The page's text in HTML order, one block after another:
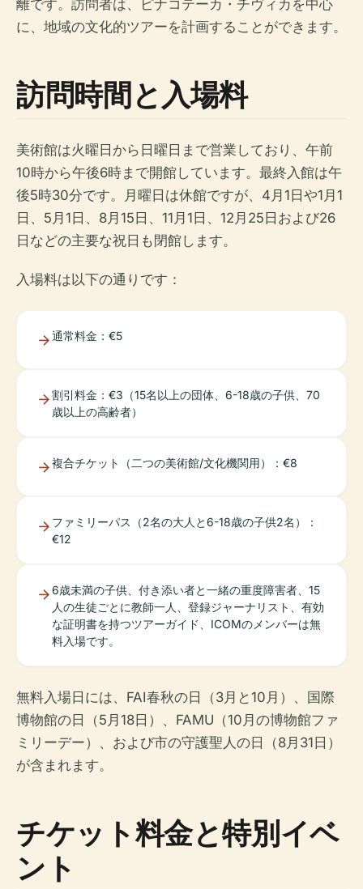
離です。訪問者は、ピナコテーカ・チヴィカを中心
に、地域の文化的ツアーを計画することができます。
訪問時間と入場料
美術館は火曜日から日曜日まで営業しており、午前
10時から午後6時まで開館しています。最終入館は午
後5時30分です。月曜日は休館ですが、4月1日や1月1
日、5月1日、8月15日、11月1日、12月25日および26
日などの主要な祝日も閉館します。
入場料は以下の通りです：
通常料金：€5
割引料金：€3（15名以上の団体、6-18歳の子供、70
歳以上の高齢者）
複合チケット（二つの美術館/文化機関用）：€8
ファミリーパス（2名の大人と6-18歳の子供2名）：
€12
6歳未満の子供、付き添い者と一緒の重度障害者、15
人の生徒ごとに教師一人、登録ジャーナリスト、有効
な証明書を持つツアーガイド、ICOMのメンバーは無
料入場です。
無料入場日には、FAI春秋の日（3月と10月）、国際
博物館の日（5月18日）、FAMU（10月の博物館ファ
ミリーデー）、および市の守護聖人の日（8月31日）
が含まれます。
チケット料金と特別イベ
ント